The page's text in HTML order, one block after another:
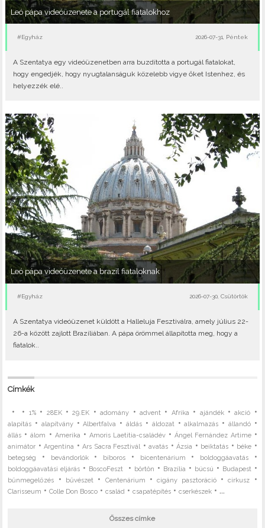
Leó pápa videóüzenete a portugál fiatalokhoz
#Egyház 2026-07-31, Péntek
A Szentatya egy videóüzenetben arra buzdította a portugál fiatalokat,
hogy engedjék, hogy nyugtalanságuk közelebb vigye őket Istenhez, és
helyezzék elé..
Leó pápa videóüzenete a brazil fiataloknak
#Egyház 2026-07-30, Csütörtök
A Szentatya videóüzenet küldött a Halleluja Fesztiválra, amely július 22-
26-a között zajlott Brazíliában. A pápa örömmel állapította meg, hogy a
fiatalok..
Címkék
• • 1%• 28EK•29.EK •adomány •advent • Afrika • ajándék•akció •
alapítás • alapítvány•Albertfalva •áldás • áldozat •alkalmazás • állandó•
állás •álom • Amerika • Amoris Laetitia-családév •Ángel Fernández Artime•
animátor •Argentína •Ars Sacra Fesztivál •avatás •Ázsia • beiktatás • béke •
betegség • bevándorlók• bíboros • bicentenárium • boldoggáavatás•
boldoggáavatási eljárás • BoscoFeszt • börtön • Brazília • búcsú • Budapest •
bűnmegelőzés • bűvészet • Centenárium •cigány pasztoráció•cirkusz •
Clarisseum •Colle Don Bosco •család •csapatépítés •cserkészek • ...
Összes címke